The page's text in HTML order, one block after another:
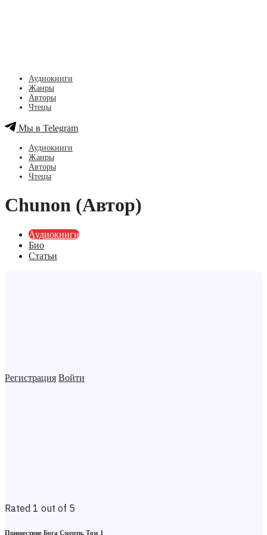
Регистрация Войти
Аудиокниги
Жанры
Авторы
Чтецы
Мы в Telegram
Аудиокниги
Жанры
Авторы
Чтецы
Chunon (Автор)
Аудиокниги
Био
Статьи
Rated 1 out of 5
Пришествие Бога Смерти. Том 1